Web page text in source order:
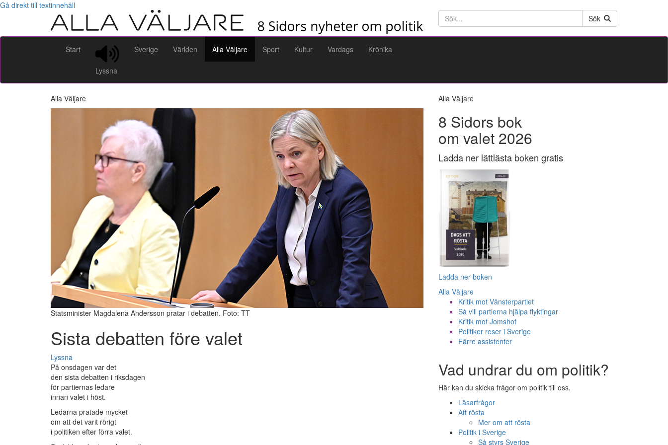
Gå direkt till textinnehåll
Söktext
Sök
Start
Lyssna
Sverige Världen Alla Väljare Sport Kultur Vardags Krönika
Alla Väljare
Statsminister Magdalena Andersson pratar i debatten. Foto: TT
Sista debatten före valet
Lyssna
På onsdagen var det
den sista debatten i riksdagen
för partiernas ledare
innan valet i höst.
Ledarna pratade mycket
om att det varit rörigt
i politiken efter förra valet.
Alla Väljare
8 Sidors bok
om valet 2026
Ladda ner lättlästa boken gratis
Ladda ner boken
Alla Väljare
Kritik mot Vänsterpartiet
Så vill partierna hjälpa flyktingar
Kritik mot Jomshof
Politiker reser i Sverige
Färre assistenter
Vad undrar du om politik?
Här kan du skicka frågor om politik till oss.
Läsarfrågor
Att rösta
Mer om att rösta
Politik i Sverige
Så styrs Sverige